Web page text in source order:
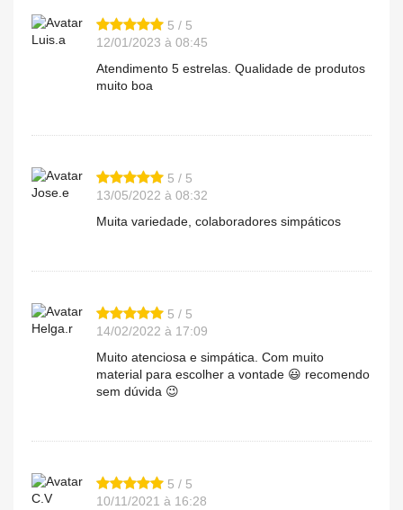
Luis.a
5 / 5
12/01/2023 à 08:45
Atendimento 5 estrelas. Qualidade de produtos
muito boa
Jose.e
5 / 5
13/05/2022 à 08:32
Muita variedade, colaboradores simpáticos
Helga.r
5 / 5
14/02/2022 à 17:09
Muito atenciosa e simpática. Com muito
material para escolher a vontade 😃 recomendo
sem dúvida 😉
C.V
5 / 5
10/11/2021 à 16:28